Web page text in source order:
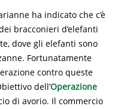
ha indicato che c’è
bracconieri d’elefanti
dove gli elefanti sono
Fortunatamente
contro queste
dell’Operazione
di avorio. Il commercio